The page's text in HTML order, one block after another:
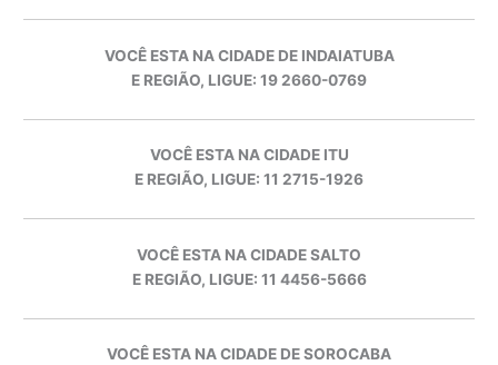
VOCÊ ESTA NA CIDADE DE INDAIATUBA
E REGIÃO, LIGUE: 19 2660-0769
VOCÊ ESTA NA CIDADE ITU
E REGIÃO, LIGUE: 11 2715-1926
VOCÊ ESTA NA CIDADE SALTO
E REGIÃO, LIGUE: 11 4456-5666
VOCÊ ESTA NA CIDADE DE SOROCABA